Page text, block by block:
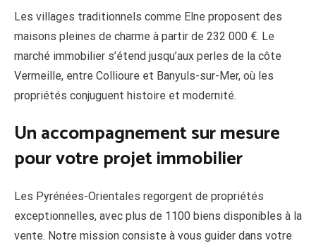
Les villages traditionnels comme Elne proposent des
maisons pleines de charme à partir de 232 000 €. Le
marché immobilier s’étend jusqu’aux perles de la côte
Vermeille, entre Collioure et Banyuls-sur-Mer, où les
propriétés conjuguent histoire et modernité.
Un accompagnement sur mesure
pour votre projet immobilier
Les Pyrénées-Orientales regorgent de propriétés
exceptionnelles, avec plus de 1100 biens disponibles à la
vente. Notre mission consiste à vous guider dans votre